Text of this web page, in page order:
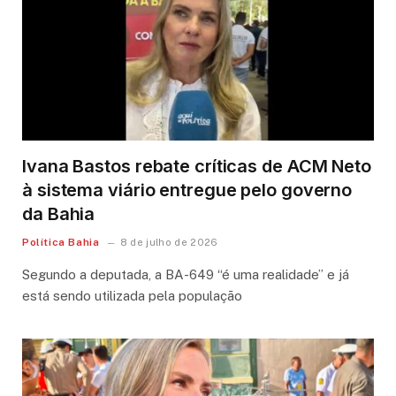
Ivana Bastos rebate críticas de ACM Neto
à sistema viário entregue pelo governo
da Bahia
Política Bahia 8 de julho de 2026
Segundo a deputada, a BA-649 “é uma realidade” e já
está sendo utilizada pela população